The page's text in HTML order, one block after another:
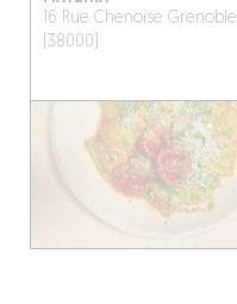
16 Rue Chenoise Grenoble
(38000)